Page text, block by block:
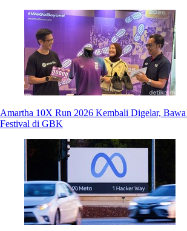
Amartha 10X Run 2026 Kembali Digelar,
Festival di GBK